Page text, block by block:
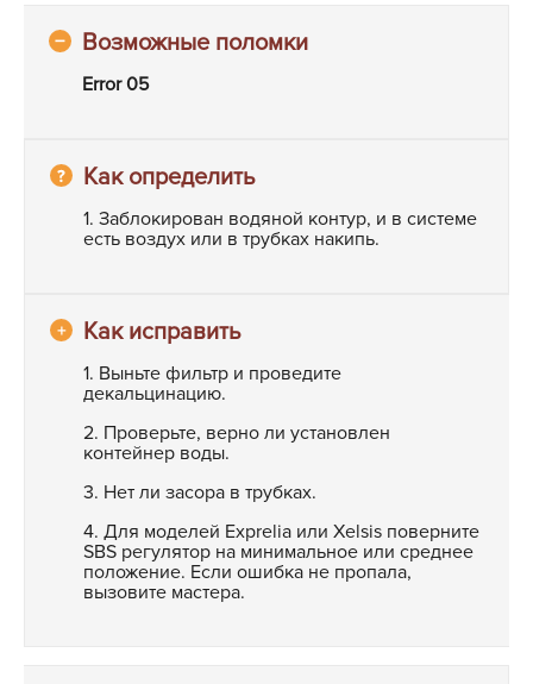
Error 05
1. Заблокирован водяной контур, и в системе
есть воздух или в трубках накипь.
1. Выньте фильтр и проведите
декальцинацию.
2. Проверьте, верно ли установлен
контейнер воды.
3. Нет ли засора в трубках.
4. Для моделей Exprelia или Xelsis поверните
SBS регулятор на минимальное или среднее
положение. Если ошибка не пропала,
вызовите мастера.